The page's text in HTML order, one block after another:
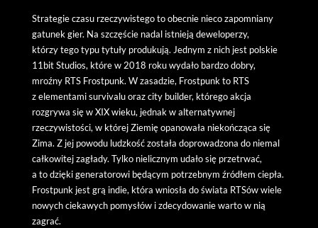
Strategie czasu rzeczywistego to obecnie nieco zapomniany
gatunek gier. Na szczęście nadal istnieją deweloperzy,
którzy tego typu tytuły produkują. Jednym z nich jest polskie
11bit Studios, które w 2018 roku wydało bardzo dobry,
mroźny RTS Frostpunk. W zasadzie, Frostpunk to RTS
z elementami survivalu oraz city builder, którego akcja
rozgrywa się w XIX wieku, jednak w alternatywnej
rzeczywistości, w której Ziemię opanowała niekończąca się
Zima. Z jej powodu ludzkość została doprowadzona do niemal
całkowitej zagłady. Tylko nielicznym udało się przetrwać,
a to dzięki generatorowi będącym potrzebnym źródłem ciepła.
Frostpunk jest grą indie, która wniosła do świata RTSów wiele
nowych ciekawych pomysłów i zdecydowanie warto w nią
zagrać.